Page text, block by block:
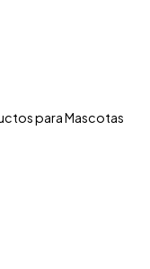
para Mascotas